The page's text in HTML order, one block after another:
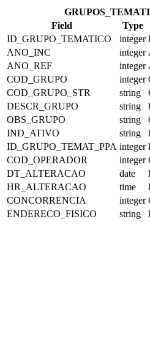
Field
Type
ID_GRUPO_TEMATICO
integer
ANO_INC
integer
ANO_REF
integer
COD_GRUPO
integer
COD_GRUPO_STR
string
DESCR_GRUPO
string
OBS_GRUPO
string
IND_ATIVO
string
ID_GRUPO_TEMAT_PPA integer
COD_OPERADOR
integer
DT_ALTERACAO
date
HR_ALTERACAO
time
CONCORRENCIA
integer
ENDERECO_FISICO
string